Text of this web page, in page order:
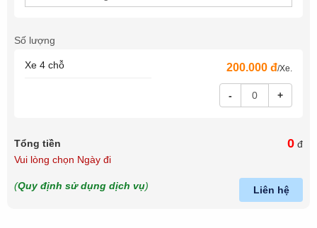
Số lượng
Xe 4 chỗ 200.000 đ/Xe.
- +
Tổng tiền 0 đ
Vui lòng chọn Ngày đi
(Quy định sử dụng dịch vụ) Liên hệ